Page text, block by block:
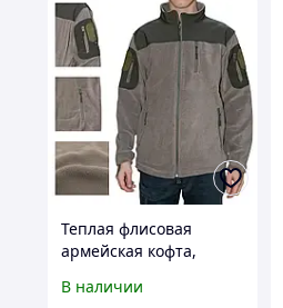
Теплая флисовая
армейская кофта,
военных и армии зсу
В наличии